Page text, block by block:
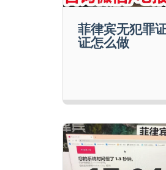
菲律宾无犯罪
证怎么做